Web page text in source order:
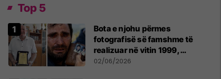
Top 5
Bota e njohu përmes
fotografisë së famshme të
realizuar në vitin 1999,
pensionohet Xajë Mustafa
02/06/2026